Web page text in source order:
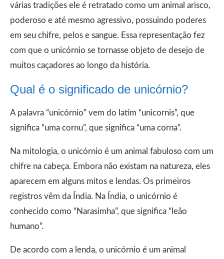
várias tradições ele é retratado como um animal arisco,
poderoso e até mesmo agressivo, possuindo poderes
em seu chifre, pelos e sangue. Essa representação fez
com que o unicórnio se tornasse objeto de desejo de
muitos caçadores ao longo da história.
Qual é o significado de unicórnio?
A palavra “unicórnio” vem do latim “unicornis”, que
significa “uma cornu”, que significa “uma corna”.
Na mitologia, o unicórnio é um animal fabuloso com um
chifre na cabeça. Embora não existam na natureza, eles
aparecem em alguns mitos e lendas. Os primeiros
registros vêm da Índia. Na Índia, o unicórnio é
conhecido como “Narasimha”, que significa “leão
humano”.
De acordo com a lenda, o unicórnio é um animal